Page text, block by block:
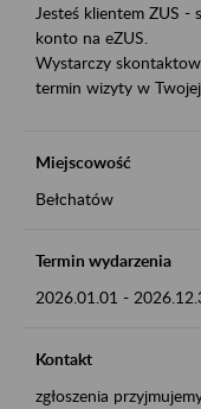
Jesteś klientem ZUS -
konto na eZUS.
Wystarczy
termin wizyty w
Miejscowość
Bełchatów
Termin wydarzenia
2026.01.01 -
Kontakt
zgłoszenia